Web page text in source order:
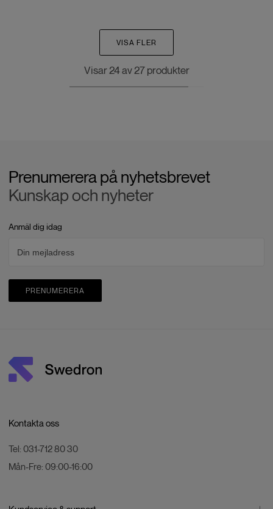
VISA FLER
Visar24av27 produkter
Prenumerera på nyhetsbrevet
Kunskap och nyheter
Anmäl dig idag
PRENUMERERA
Kontakta oss
Tel: 031-712 80 30
Mån-Fre: 09:00-16:00